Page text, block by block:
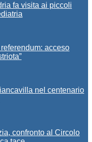
fa visita ai piccoli
acceso
nel centenario
confronto al Circolo